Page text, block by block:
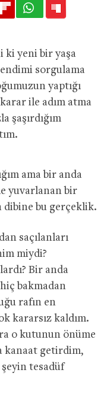
ki yeni bir yaşa
sorgulama
yaptığı
ile adım atma
şaşırdığım
ama bir anda
yuvarlanan bir
dibine bu gerçeklik.
saçılanları
miydi?
Bir anda
bakmadan
rafın en
kararsız kaldım.
o kutunun önüme
kanaat getirdim,
şeyin tesadüf